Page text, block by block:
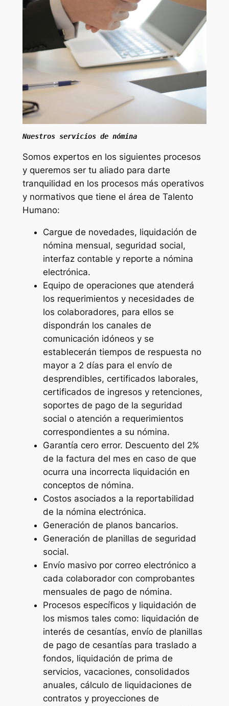
Nuestros servicios de nómina
Somos expertos en los siguientes procesos
y queremos ser tu aliado para darte
tranquilidad en los procesos más operativos
y normativos que tiene el área de Talento
Humano:
Cargue de novedades, liquidación de
nómina mensual, seguridad social,
interfaz contable y reporte a nómina
electrónica.
Equipo de operaciones que atenderá
los requerimientos y necesidades de
los colaboradores, para ellos se
dispondrán los canales de
comunicación idóneos y se
establecerán tiempos de respuesta no
mayor a 2 días para el envío de
desprendibles, certificados laborales,
certificados de ingresos y retenciones,
soportes de pago de la seguridad
social o atención a requerimientos
correspondientes a su nómina.
Garantía cero error. Descuento del 2%
de la factura del mes en caso de que
ocurra una incorrecta liquidación en
conceptos de nómina.
Costos asociados a la reportabilidad
de la nómina electrónica.
Generación de planos bancarios.
Generación de planillas de seguridad
social.
Envío masivo por correo electrónico a
cada colaborador con comprobantes
mensuales de pago de nómina.
Procesos específicos y liquidación de
los mismos tales como: liquidación de
interés de cesantías, envío de planillas
de pago de cesantías para traslado a
fondos, liquidación de prima de
servicios, vacaciones, consolidados
anuales, cálculo de liquidaciones de
contratos y proyecciones de